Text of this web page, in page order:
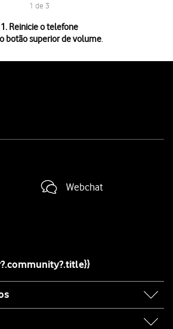
1 de 3
1. Reinicie o telefone
o botão superior de volume.
volume.
Webchat